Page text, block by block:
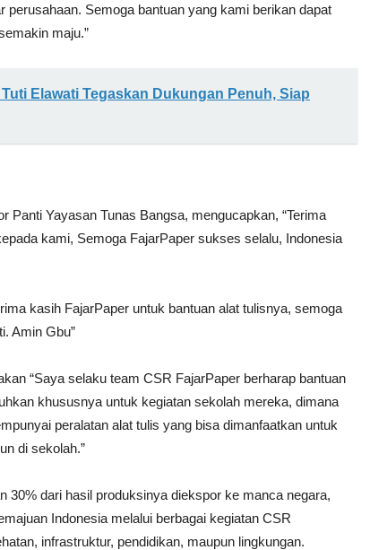
perusahaan. Semoga bantuan yang kami berikan dapat
maju.”
Elawati Tegaskan Dukungan Penuh, Siap
Panti Yayasan Tunas Bangsa, mengucapkan, “Terima
kami, Semoga FajarPaper sukses selalu, Indonesia
kasih FajarPaper untuk bantuan alat tulisnya, semoga
Amin Gbu”
“Saya selaku team CSR FajarPaper berharap bantuan
khususnya untuk kegiatan sekolah mereka, dimana
peralatan alat tulis yang bisa dimanfaatkan untuk
di sekolah.”
30% dari hasil produksinya diekspor ke manca negara,
Indonesia melalui berbagai kegiatan CSR
infrastruktur, pendidikan, maupun lingkungan.